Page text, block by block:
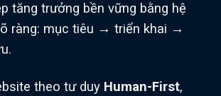
tăng trưởng bền vững bằng hệ
ràng: mục tiêu → triển khai →
theo tư duy Human-First,